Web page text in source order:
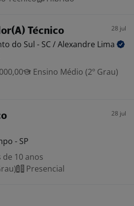
Técnico 28 jul
do Sul - SC / Alexandre Lima
Ensino Médio (2º Grau)
28 jul
- SP
de 10 anos
Presencial